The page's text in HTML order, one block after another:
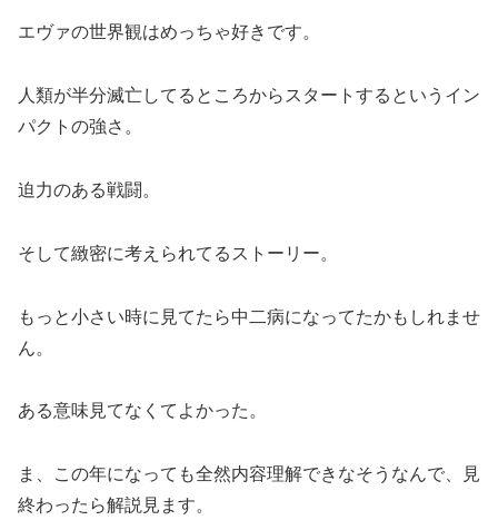
エヴァの世界観はめっちゃ好きです。
人類が半分滅亡してるところからスタートするというイン
パクトの強さ。
迫力のある戦闘。
そして緻密に考えられてるストーリー。
もっと小さい時に見てたら中二病になってたかもしれませ
ん。
ある意味見てなくてよかった。
ま、この年になっても全然内容理解できなそうなんで、見
終わったら解説見ます。